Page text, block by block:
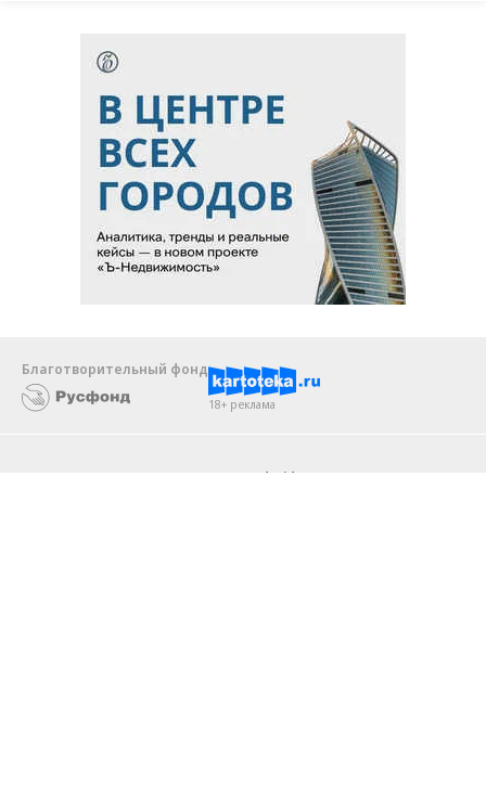
Благотворительный фонд
18+ реклама
Android